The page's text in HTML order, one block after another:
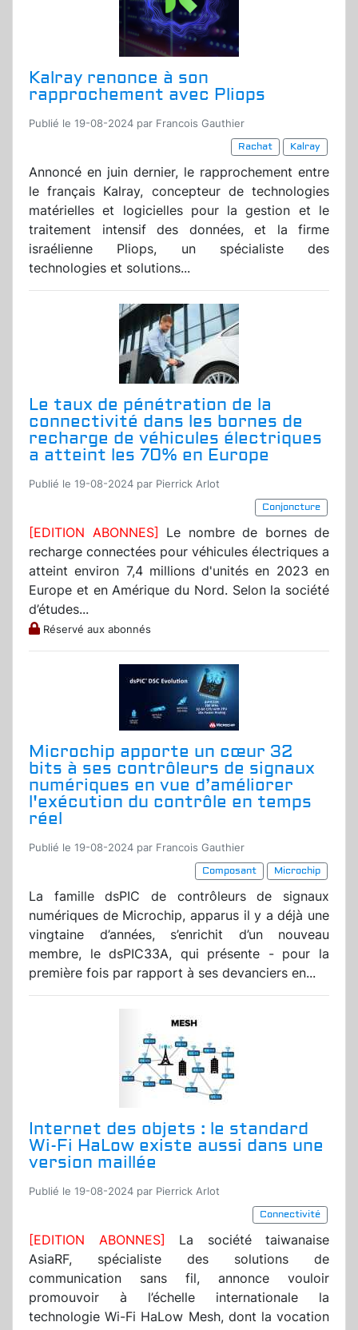
Kalray renonce à son
rapprochement avec Pliops
Publié le 19-08-2024 par Francois Gauthier
Rachat
Kalray
Annoncé en juin dernier, le rapprochement entre
le français Kalray, concepteur de technologies
matérielles et logicielles pour la gestion et le
traitement intensif des données, et la firme
israélienne Pliops, un spécialiste des
technologies et solutions...
Le taux de pénétration de la
connectivité dans les bornes de
recharge de véhicules électriques
a atteint les 70% en Europe
Publié le 19-08-2024 par Pierrick Arlot
Conjoncture
[EDITION ABONNES] Le nombre de bornes de
recharge connectées pour véhicules électriques a
atteint environ 7,4 millions d'unités en 2023 en
Europe et en Amérique du Nord. Selon la société
d’études...
Réservé aux abonnés
Microchip apporte un cœur 32
bits à ses contrôleurs de signaux
numériques en vue d’améliorer
l'exécution du contrôle en temps
réel
Publié le 19-08-2024 par Francois Gauthier
Composant
Microchip
La famille dsPIC de contrôleurs de signaux
numériques de Microchip, apparus il y a déjà une
vingtaine d’années, s’enrichit d’un nouveau
membre, le dsPIC33A, qui présente - pour la
première fois par rapport à ses devanciers en...
Internet des objets : le standard
Wi-Fi HaLow existe aussi dans une
version maillée
Publié le 19-08-2024 par Pierrick Arlot
Connectivité
[EDITION ABONNES] La société taiwanaise
AsiaRF, spécialiste des solutions de
communication sans fil, annonce vouloir
promouvoir à l’échelle internationale la
technologie Wi-Fi HaLow Mesh, dont la vocation